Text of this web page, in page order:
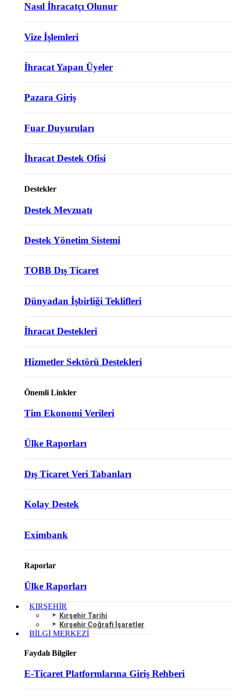
Nasıl İhracatçı Olunur
Vize İşlemleri
İhracat Yapan Üyeler
Pazara Giriş
Fuar Duyuruları
İhracat Destek Ofisi
Destekler
Destek Mevzuatı
Destek Yönetim Sistemi
TOBB Dış Ticaret
Dünyadan İşbirliği Teklifleri
İhracat Destekleri
Hizmetler Sektörü Destekleri
Önemli Linkler
Tim Ekonomi Verileri
Ülke Raporları
Dış Ticaret Veri Tabanları
Kolay Destek
Eximbank
Raporlar
Ülke Raporları
KIRŞEHİR
Kırşehir Tarihi
Kırşehir Coğrafi İşaretler
BİLGİ MERKEZİ
Faydalı Bilgiler
E-Ticaret Platformlarına Giriş Rehberi